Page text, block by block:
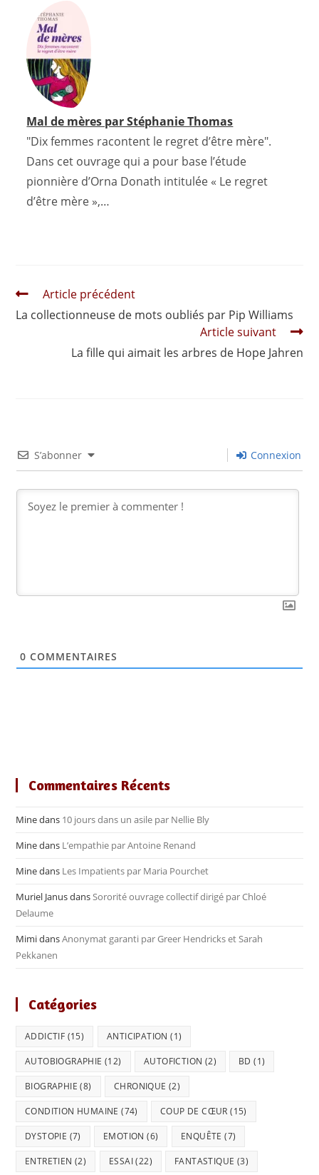
Mal de mères par Stéphanie Thomas
"Dix femmes racontent le regret d’être mère".
Dans cet ouvrage qui a pour base l’étude
pionnière d’Orna Donath intitulée « Le regret
d’être mère »,…
Read
articles
Article précédent
La collectionneuse de mots oubliés par Pip Williams
Article suivant
La fille qui aimait les arbres de Hope Jahren
S’abonner Connexion
0 COMMENTAIRES
Commentaires Récents
Minedans 10 jours dans un asile par Nellie Bly
Minedans L’empathie par Antoine Renand
Minedans Les Impatients par Maria Pourchet
Muriel JanusdansSororité ouvrage collectif dirigé par Chloé
Delaume
MimidansAnonymat garanti par Greer Hendricks et Sarah
Pekkanen
Catégories
ADDICTIF (15) ANTICIPATION (1)
AUTOBIOGRAPHIE (12) AUTOFICTION (2) BD (1)
BIOGRAPHIE (8) CHRONIQUE (2)
CONDITION HUMAINE (74) COUP DE CŒUR (15)
DYSTOPIE (7) EMOTION (6) ENQUÊTE (7)
ENTRETIEN (2) ESSAI(22) FANTASTIQUE (3)